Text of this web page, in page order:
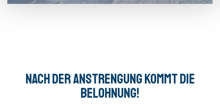
Nach der Anstrengung kommt die
Belohnung!